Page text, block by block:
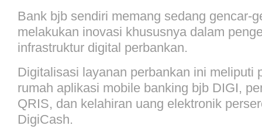
Bank bjb sendiri memang sedang gencar-
melakukan inovasi khususnya dalam
infrastruktur digital perbankan.
Digitalisasi layanan perbankan ini meliputi
rumah aplikasi mobile banking bjb DIGI,
QRIS, dan kelahiran uang elektronik
DigiCash.